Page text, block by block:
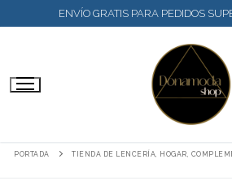
ENVÍO GRATIS PARA PEDIDOS
PORTADA TIENDA DE LENCERÍA, HOGAR,